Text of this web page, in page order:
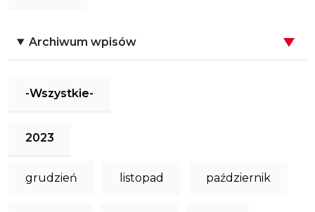
Archiwum wpisów
-Wszystkie-
2023
grudzień listopad październik